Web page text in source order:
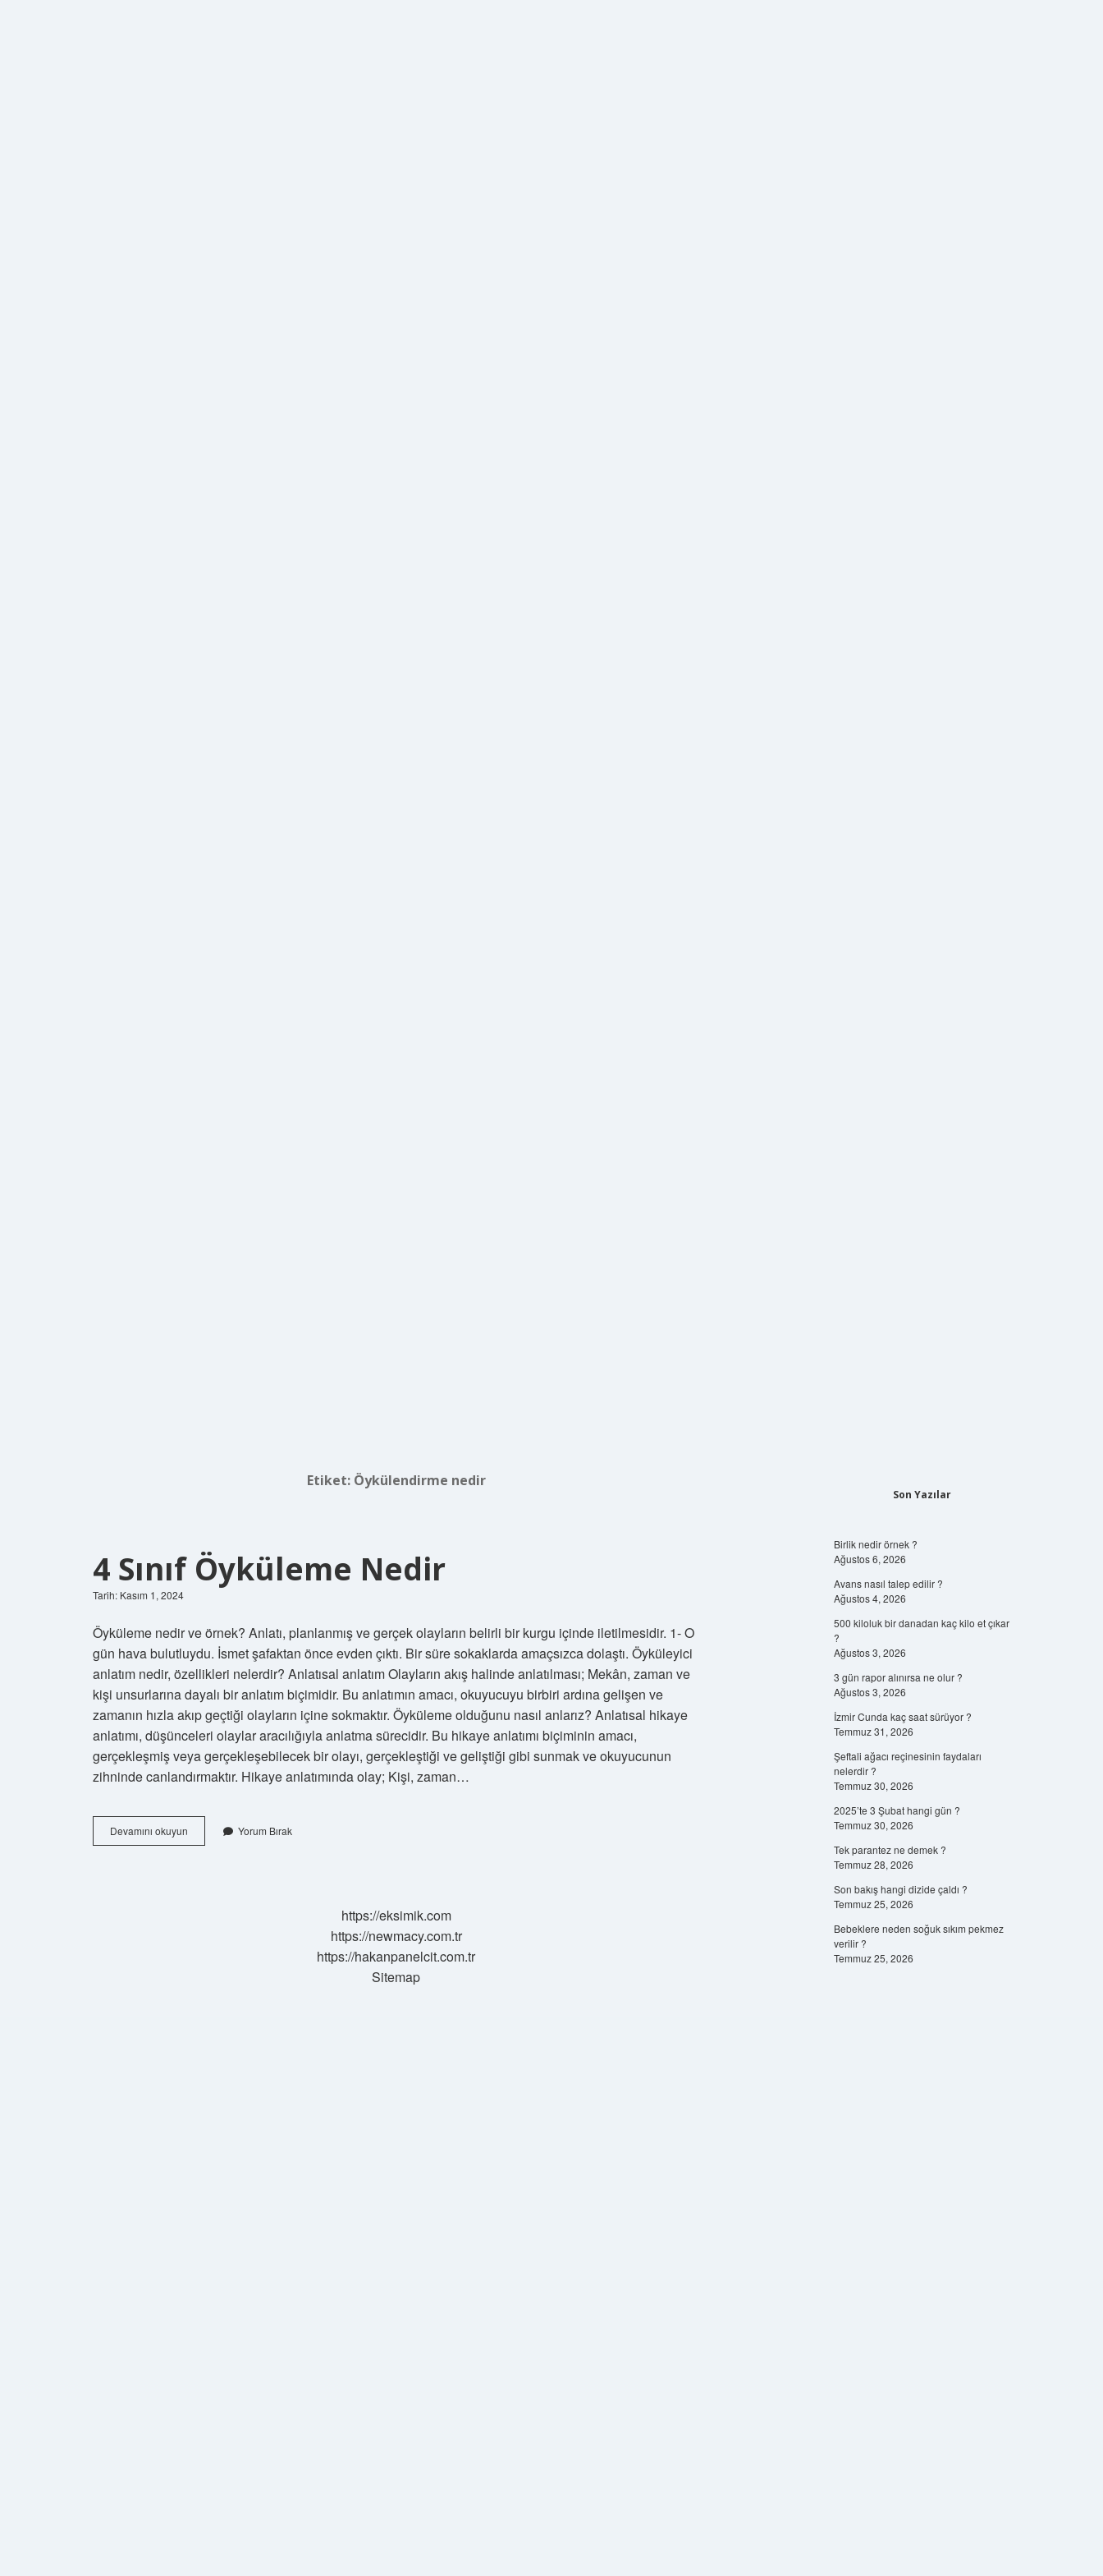
Etiket: Öykülendirme nedir
4 Sınıf Öyküleme Nedir
Tarih: Kasım 1, 2024
Öyküleme nedir ve örnek? Anlatı, planlanmış ve gerçek olayların belirli bir kurgu içinde iletilmesidir. 1- O
gün hava bulutluydu. İsmet şafaktan önce evden çıktı. Bir süre sokaklarda amaçsızca dolaştı. Öyküleyici
anlatım nedir, özellikleri nelerdir? Anlatısal anlatım Olayların akış halinde anlatılması; Mekân, zaman ve
kişi unsurlarına dayalı bir anlatım biçimidir. Bu anlatımın amacı, okuyucuyu birbiri ardına gelişen ve
zamanın hızla akıp geçtiği olayların içine sokmaktır. Öyküleme olduğunu nasıl anlarız? Anlatısal hikaye
anlatımı, düşünceleri olaylar aracılığıyla anlatma sürecidir. Bu hikaye anlatımı biçiminin amacı,
gerçekleşmiş veya gerçekleşebilecek bir olayı, gerçekleştiği ve geliştiği gibi sunmak ve okuyucunun
zihninde canlandırmaktır. Hikaye anlatımında olay; Kişi, zaman…
Devamını okuyun
Sınıf
Yorum Bırak
https://eksimik.com
https://newmacy.com.tr
https://hakanpanelcit.com.tr
Sitemap
Son Yazılar
Birlik nedir örnek ?
Ağustos 6, 2026
Avans nasıl talep edilir ?
Ağustos 4, 2026
500 kiloluk bir danadan kaç kilo et çıkar
?
Ağustos 3, 2026
3 gün rapor alınırsa ne olur ?
Ağustos 3, 2026
İzmir Cunda kaç saat sürüyor ?
Temmuz 31, 2026
Şeftali ağacı reçinesinin faydaları
nelerdir ?
Temmuz 30, 2026
2025’te 3 Şubat hangi gün ?
Temmuz 30, 2026
Tek parantez ne demek ?
Temmuz 28, 2026
Son bakış hangi dizide çaldı ?
Temmuz 25, 2026
Bebeklere neden soğuk sıkım pekmez
verilir ?
Temmuz 25, 2026